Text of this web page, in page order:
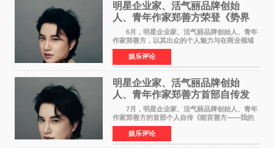
明星企业家、活气丽品牌创始
人、青年作家郑善方荣登《势界
POWERCIRCLES》6月刊
6月，明星企业家、活气丽品牌创始人、青年
作家郑善方，以其出众的个人魅力与在商业领域
的卓越建树，成功登上《势界
POWERCIRCLES》，展现了他在时尚与商业领
域的双重影响力。 明星企业家、青
娱乐评论
明星企业家、活气丽品牌创始
人、青年作家郑善方首部自传发
布， 书写跨界创业者的成长答卷
7月，明星企业家、活气丽品牌创始人、青年
作家郑善方的首部个人自传《能言善方——我的
跨界人生》正式发行。这本书以他的人生轨迹为
脉络，首次完整公开了从逐梦少年到横跨美业、
公益等多领域的
娱乐评论